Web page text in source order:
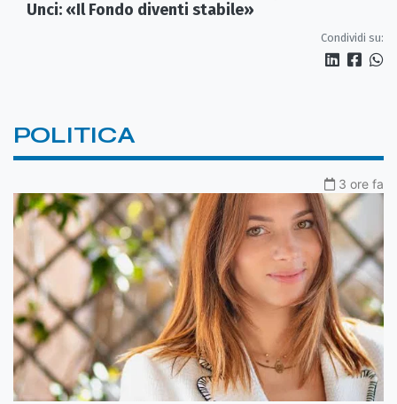
Unci: «Il Fondo diventi stabile»
Condividi su:
POLITICA
3 ore fa